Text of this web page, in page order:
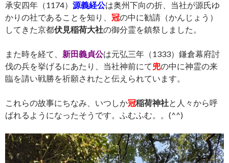
承安四年（1174） 源義経公は奥州下向の折、当社が源氏ゆ
かりの社であることを知り、 冠の中に勧請（かんじょう）
してきた京都伏見稲荷大社の御分霊を鎮祭しました。
また時を経て、 新田義貞公は元弘三年（1333）鎌倉幕府討
伐の兵を挙げるにあたり、当社神前にて 兜の中に神霊の来
臨を請い戦勝を祈願されたと伝えられています。
これらの故事にちなみ、いつしか冠稲荷神社と人々から呼
ばれるようになったそうです。ふむふむ。。(^^)